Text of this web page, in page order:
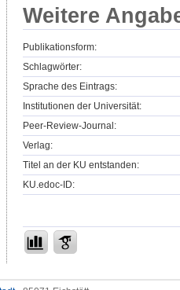
Weitere
Publikationsform:
Schlagwörter:
Sprache des Eintrags:
Institutionen der Universität:
Peer-Review-Journal:
Verlag:
Titel an der KU entstanden:
KU.edoc-ID: